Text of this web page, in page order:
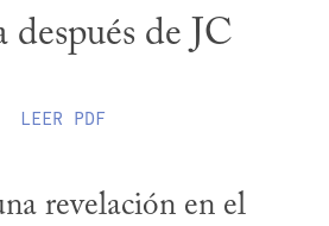
después de JC
LEER PDF
revelación en el